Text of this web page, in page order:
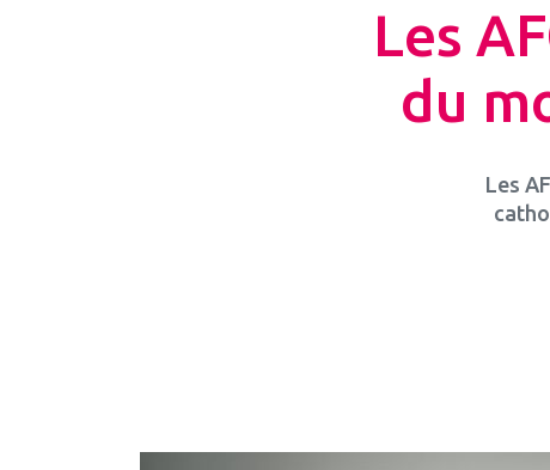
Les
du
Les